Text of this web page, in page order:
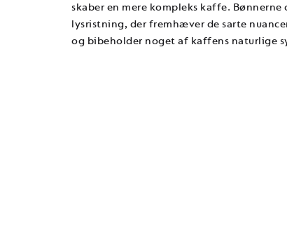
skaber en mere kompleks kaffe.
lysristning, der fremhæver de sarte
og bibeholder noget af kaffens naturlige